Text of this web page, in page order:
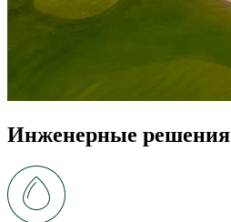
Инженерные решения